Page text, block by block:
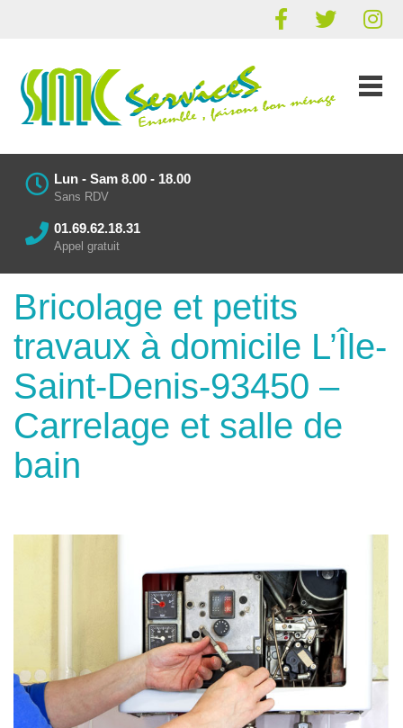
Lun - Sam 8.00 - 18.00
Sans RDV
01.69.62.18.31
Appel gratuit
Bricolage et petits
travaux à domicile L’Île-
Saint-Denis-93450 –
Carrelage et salle de
bain